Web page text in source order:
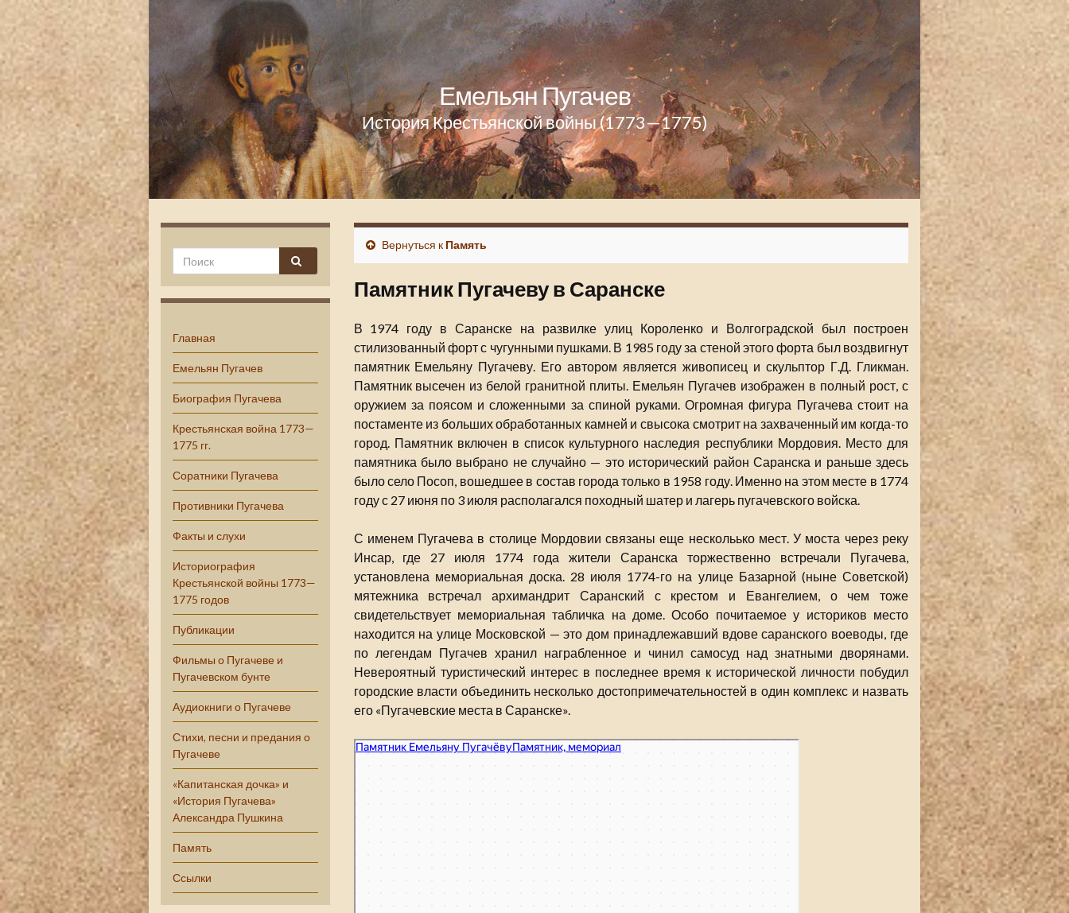
Емельян Пугачев
История Крестьянской войны (1773—1775)
Главная
Емельян Пугачев
Биография Пугачева
Крестьянская война 1773—
1775 гг.
Соратники Пугачева
Противники Пугачева
Факты и слухи
Историография
Крестьянской войны 1773—
1775 годов
Публикации
Фильмы о Пугачеве и
Пугачевском бунте
Аудиокниги о Пугачеве
Стихи, песни и предания о
Пугачеве
«Капитанская дочка» и
«История Пугачева»
Александра Пушкина
Память
Ссылки
Вернуться к Память
Памятник Пугачеву в Саранске
В 1974 году в Саранске на развилке улиц Короленко и Волгоградской был построен
стилизованный форт с чугунными пушками. В 1985 году за стеной этого форта был воздвигнут
памятник Емельяну Пугачеву. Его автором является живописец и скульптор Г.Д. Гликман.
Памятник высечен из белой гранитной плиты. Емельян Пугачев изображен в полный рост, с
оружием за поясом и сложенными за спиной руками. Огромная фигура Пугачева стоит на
постаменте из больших обработанных камней и свысока смотрит на захваченный им когда-то
город. Памятник включен в список культурного наследия республики Мордовия. Место для
памятника было выбрано не случайно — это исторический район Саранска и раньше здесь
было село Посоп, вошедшее в состав города только в 1958 году. Именно на этом месте в 1774
году с 27 июня по 3 июля располагался походный шатер и лагерь пугачевского войска.
С именем Пугачева в столице Мордовии связаны еще нескольько мест. У моста через реку
Инсар, где 27 июля 1774 года жители Саранска торжественно встречали Пугачева,
установлена мемориальная доска. 28 июля 1774-го на улице Базарной (ныне Советской)
мятежника встречал архимандрит Саранский с крестом и Евангелием, о чем тоже
свидетельствует мемориальная табличка на доме. Особо почитаемое у историков место
находится на улице Московской — это дом принадлежавший вдове саранского воеводы, где
по легендам Пугачев хранил награбленное и чинил самосуд над знатными дворянами.
Невероятный туристический интерес в последнее время к исторической личности побудил
городские власти объединить несколько достопримечательностей в один комплекс и назвать
его «Пугачевские места в Саранске».
Памятник Емельяну Пугачёву